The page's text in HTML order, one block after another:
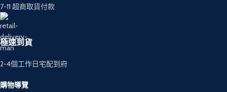
7-11 超商取貨付款
極速到貨
2-4個工作日宅配到府
購物導覽